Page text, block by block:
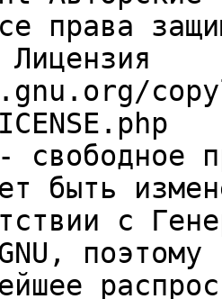
права
быть
с
поэтому